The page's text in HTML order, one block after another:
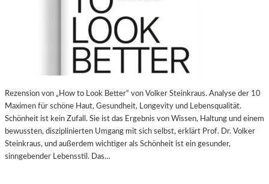
Rezension von „How to Look Better“ von Volker Steinkraus. Analyse der 10
Maximen für schöne Haut, Gesundheit, Longevity und Lebensqualität.
Schönheit ist kein Zufall. Sie ist das Ergebnis von Wissen, Haltung und einem
bewussten, disziplinierten Umgang mit sich selbst, erklärt Prof. Dr. Volker
Steinkraus, und außerdem wichtiger als Schönheit ist ein gesunder,
sinngebender Lebensstil. Das…